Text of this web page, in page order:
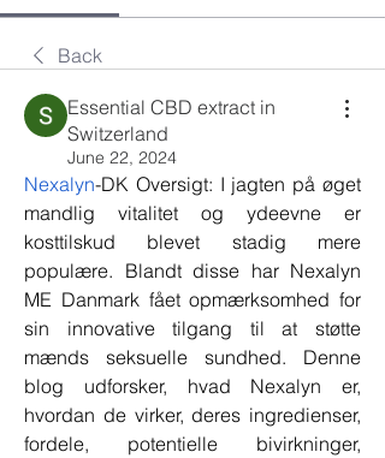
Back
Essential CBD extract in
Switzerland
June 22, 2024
Nexalyn-DK Oversigt: I jagten på øget
mandlig vitalitet og ydeevne er
kosttilskud blevet stadig mere
populære. Blandt disse har Nexalyn
ME Danmark fået opmærksomhed for
sin innovative tilgang til at støtte
mænds seksuelle sundhed. Denne
blog udforsker, hvad Nexalyn er,
hvordan de virker, deres ingredienser,
fordele, potentielle bivirkninger,